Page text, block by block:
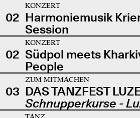
02
KONZERT
Harmoniemusik
Session
02
KONZERT
Südpol meets
People
03
ZUM MITMACHEN
DAS TANZFEST
Schnupperkurse -